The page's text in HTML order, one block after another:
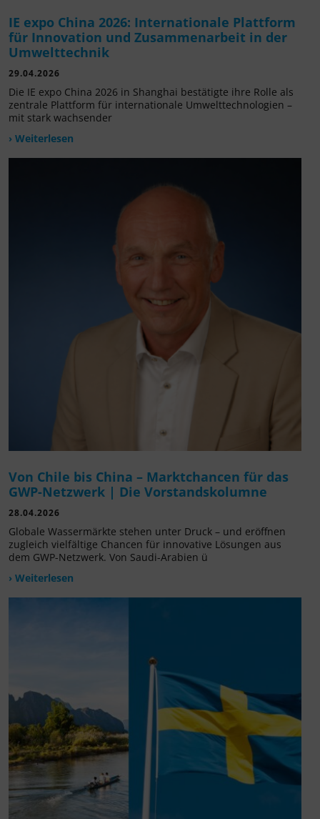
IE expo China 2026: Internationale Plattform
für Innovation und Zusammenarbeit in der
Umwelttechnik
29.04.2026
Die IE expo China 2026 in Shanghai bestätigte ihre Rolle als
zentrale Plattform für internationale Umwelttechnologien –
mit stark wachsender
› Weiterlesen
Von Chile bis China – Marktchancen für das
GWP-Netzwerk | Die Vorstandskolumne
28.04.2026
Globale Wassermärkte stehen unter Druck – und eröffnen
zugleich vielfältige Chancen für innovative Lösungen aus
dem GWP-Netzwerk. Von Saudi-Arabien ü
› Weiterlesen